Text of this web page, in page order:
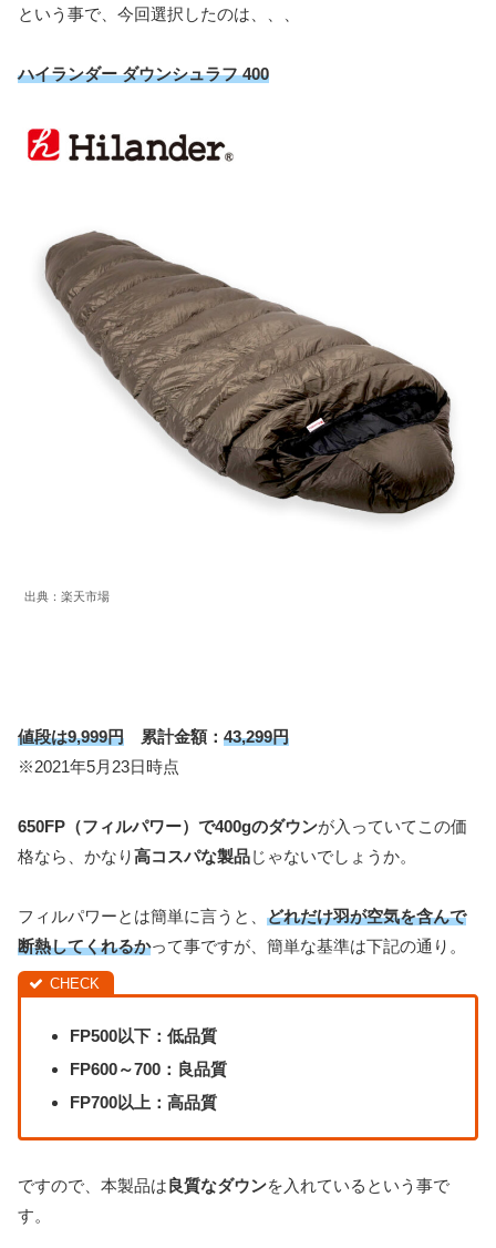
という事で、今回選択したのは、、、
ハイランダー ダウンシュラフ 400
出典：楽天市場
値段は9,999円 累計金額： 43,299円
※2021年5月23日時点
650FP（フィルパワー）で400gのダウンが入っていてこの価
格なら、かなり高コスパな製品じゃないでしょうか。
フィルパワーとは簡単に言うと、 どれだけ羽が空気を含んで
断熱してくれるかって事ですが、簡単な基準は下記の通り。
FP500以下：低品質
FP600～700：良品質
FP700以上：高品質
ですので、本製品は良質なダウンを入れているという事で
す。